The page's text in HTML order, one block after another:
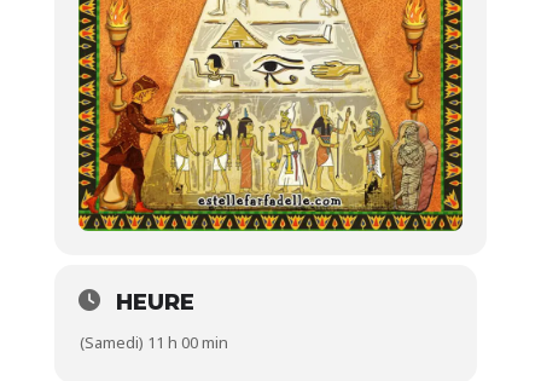
HEURE
(Samedi) 11 h 00 min